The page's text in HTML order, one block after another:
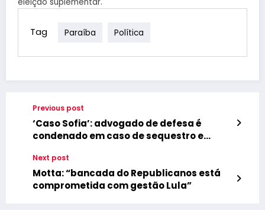
eleição suplementar.
Tag Paraíba Política
Previous post
‘Caso Sofia’: advogado de defesa é
condenado em caso de sequestro e
vítima
Next post
Motta: “bancada do Republicanos está
comprometida com gestão Lula”